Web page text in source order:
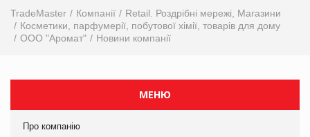
TradeMaster Компанії
Retail. Роздрібні мережі, Магазини
Косметики, парфумерії, побутової хімії, товарів для дому
ООО "Аромат"
Новини компанії
МЕНЮ
Про компанію